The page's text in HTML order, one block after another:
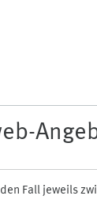
Fall jeweils